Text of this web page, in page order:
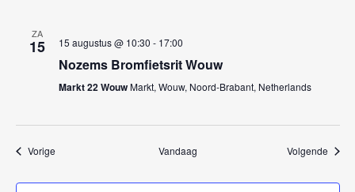
ZA
15 15 augustus @ 10:30 - 17:00
Nozems Bromfietsrit Wouw
Markt 22 WouwMarkt, Wouw, Noord-Brabant, Netherlands
VorigeEvenementen Vandaag Volgende